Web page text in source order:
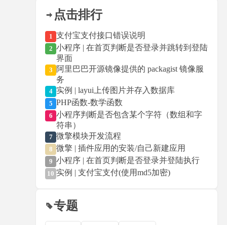
点击排行
1 支付宝支付接口错误说明
2 小程序 | 在首页判断是否登录并跳转到登陆
界面
3
阿里巴巴开源镜像提供的 packagist 镜像服
务
4 实例 | layui上传图片并存入数据库
5 PHP函数-数学函数
6 小程序判断是否包含某个字符（数组和字
符串）
7 微擎模块开发流程
8 微擎 | 插件应用的安装/自己新建应用
9 小程序 | 在首页判断是否登录并登陆执行
10 实例 | 支付宝支付(使用md5加密)
专题